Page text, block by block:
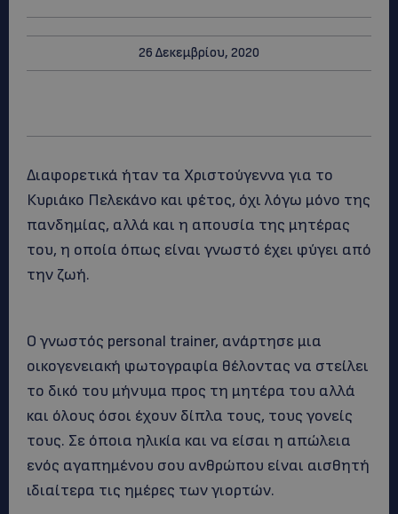
26 Δεκεμβρίου, 2020
Διαφορετικά ήταν τα Χριστούγεννα για το
Κυριάκο Πελεκάνο και φέτος, όχι λόγω μόνο της
πανδημίας, αλλά και η απουσία της μητέρας
του, η οποία όπως είναι γνωστό έχει φύγει από
την ζωή.
Ο γνωστός personal trainer, ανάρτησε μια
οικογενειακή φωτογραφία θέλοντας να στείλει
το δικό του μήνυμα προς τη μητέρα του αλλά
και όλους όσοι έχουν δίπλα τους, τους γονείς
τους. Σε όποια ηλικία και να είσαι η απώλεια
ενός αγαπημένου σου ανθρώπου είναι αισθητή
ιδιαίτερα τις ημέρες των γιορτών.